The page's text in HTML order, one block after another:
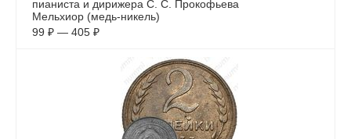
пианиста и дирижера С. С. Прокофьева
Мельхиор (медь-никель)
99 ₽ — 405 ₽